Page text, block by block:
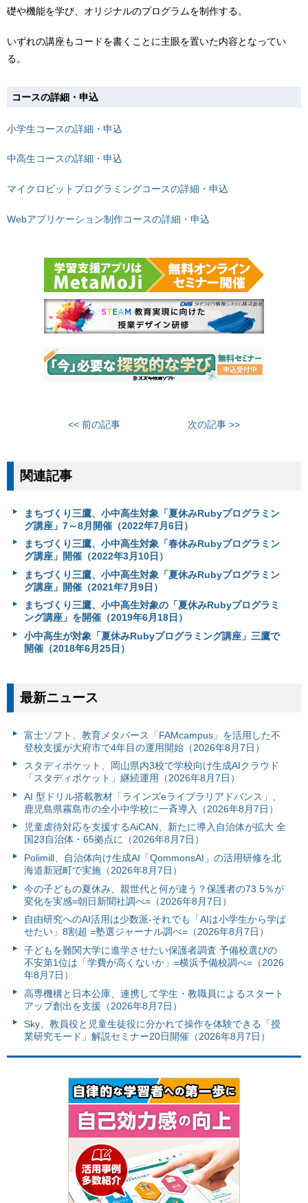
礎や機能を学び、オリジナルのプログラムを制作する。
いずれの講座もコードを書くことに主眼を置いた内容となってい
る。
コースの詳細・申込
小学生コースの詳細・申込
中高生コースの詳細・申込
マイクロビットプログラミングコースの詳細・申込
Webアプリケーション制作コースの詳細・申込
<< 前の記事 次の記事 >>
関連記事
まちづくり三鷹、小中高生対象「夏休みRubyプログラミン
グ講座」7～8月開催（2022年7月6日）
まちづくり三鷹、小中高生対象「春休みRubyプログラミン
グ講座」開催（2022年3月10日）
まちづくり三鷹、小中高生対象「夏休みRubyプログラミン
グ講座」開催（2021年7月9日）
まちづくり三鷹、小中高生対象の「夏休みRubyプログラミ
ング講座」を開催（2019年6月18日）
小中高生が対象「夏休みRubyプログラミング講座」三鷹で
開催（2018年6月25日）
最新ニュース
富⼠ソフト、教育メタバース「FAMcampus」を活用した不
登校支援が大府市で4年目の運用開始（2026年8月7日）
スタディポケット、岡山県内3校で学校向け生成AIクラウド
「スタディポケット」継続運用（2026年8月7日）
AI 型ドリル搭載教材「ラインズeライブラリアドバンス」、
鹿児島県霧島市の全小中学校に一斉導入（2026年8月7日）
児童虐待対応を支援するAiCAN、新たに導入自治体が拡大 全
国23自治体・65拠点に（2026年8月7日）
Polimill、自治体向け生成AI「QommonsAI」の活用研修を北
海道新冠町で実施（2026年8月7日）
今の子どもの夏休み、親世代と何が違う？保護者の73.5％が
変化を実感=朝日新聞社調べ=（2026年8月7日）
自由研究へのAI活用は少数派-それでも「AIは小学生から学ば
せたい」8割超 =塾選ジャーナル調べ=（2026年8月7日）
子どもを難関大学に進学させたい保護者調査 予備校選びの
不安第1位は「学費が高くないか」=横浜予備校調べ=（2026
年8月7日）
高専機構と日本公庫、連携して学生・教職員によるスタート
アップ創出を支援（2026年8月7日）
Sky、教員役と児童生徒役に分かれて操作を体験できる「授
業研究モード」解説セミナー20日開催（2026年8月7日）